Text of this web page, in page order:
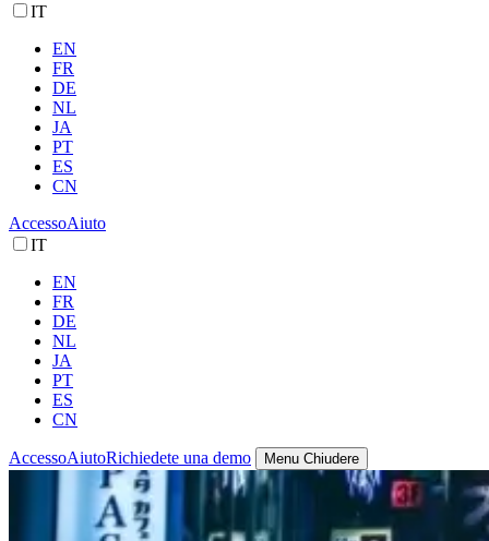
IT
EN
FR
DE
NL
JA
PT
ES
CN
AccessoAiuto
IT
EN
FR
DE
NL
JA
PT
ES
CN
AccessoAiutoRichiedete una demo Menu Chiudere